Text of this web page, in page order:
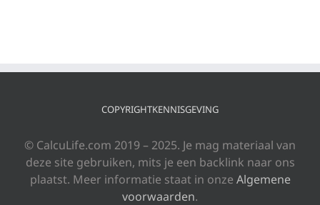
COPYRIGHTKENNISGEVING
© CalcuLife.com 2019 – 2025. Je mag materiaal van
deze site gebruiken, mits je een backlink naar ons
plaatst. Meer informatie staat in onze Algemene
voorwaarden.